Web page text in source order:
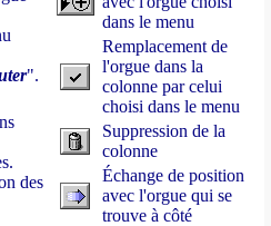
".
des
dans le menu
Remplacement de
l'orgue dans la
colonne par celui
choisi dans le menu
Suppression de la
colonne
Échange de position
avec l'orgue qui se
trouve à côté